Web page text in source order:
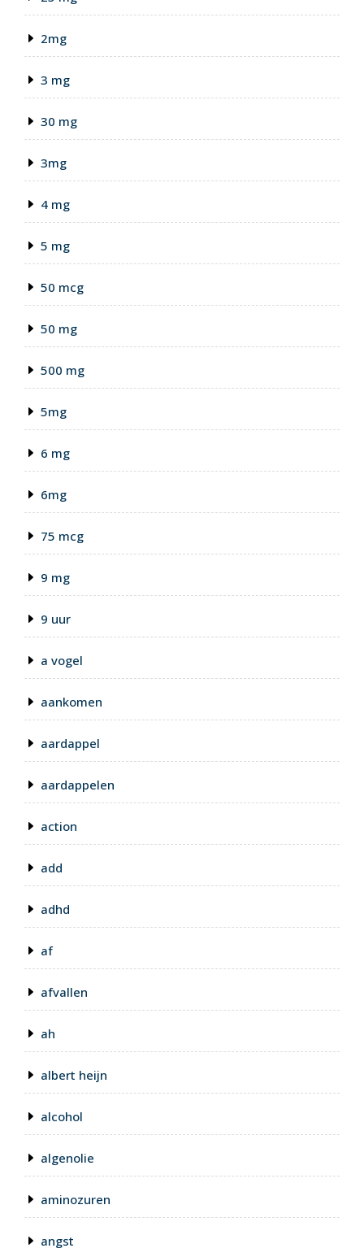
2mg
3 mg
30 mg
3mg
4 mg
5 mg
50 mcg
50 mg
500 mg
5mg
6 mg
6mg
75 mcg
9 mg
9 uur
a vogel
aankomen
aardappel
aardappelen
action
add
adhd
af
afvallen
ah
albert heijn
alcohol
algenolie
aminozuren
angst